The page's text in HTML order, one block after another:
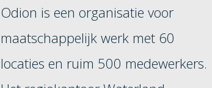
Odion is een organisatie voor
maatschappelijk werk met 60
locaties en ruim 500 medewerkers.